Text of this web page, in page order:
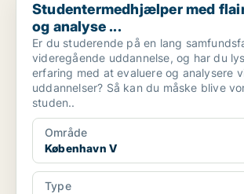
Studentermedhjælper med
og analyse ...
Er du studerende på en lang
videregående uddannelse, og har du
erfaring med at evaluere og analysere
uddannelser? Så kan du måske blive
studen..
Område
København V
Type